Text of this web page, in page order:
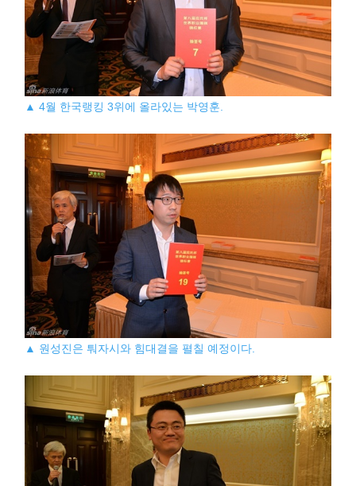
▲ 4월 한국랭킹 3위에 올라있는 박영훈.
▲ 원성진은 퉈자시와 힘대결을 펼칠 예정이다.